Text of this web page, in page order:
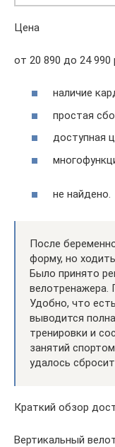
Цена
от 20 890 до 24 990
наличие
простая
доступная
не найдено.
После
форму, но
Было принято
велотренажера.
Удобно, что
выводится
тренировки и
занятий
удалось
Краткий обзор
Вертикальный